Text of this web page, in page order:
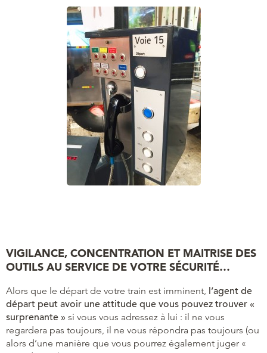
VIGILANCE, CONCENTRATION ET MAITRISE DES
OUTILS AU SERVICE DE VOTRE SÉCURITÉ…
Alors que le départ de votre train est imminent, l’agent de
départ peut avoir une attitude que vous pouvez trouver «
surprenante » si vous vous adressez à lui : il ne vous
regardera pas toujours, il ne vous répondra pas toujours (ou
alors d’une manière que vous pourrez également juger «